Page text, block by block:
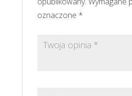
oznaczone *